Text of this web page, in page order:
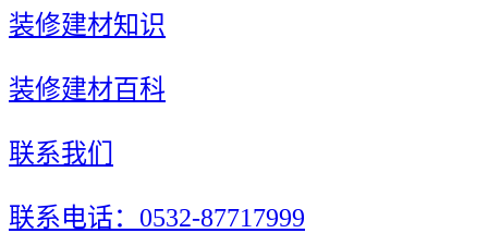
装修建材知识
装修建材百科
联系我们
联系电话：0532-87717999